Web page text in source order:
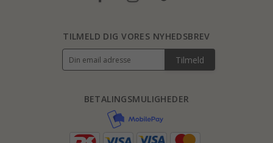
BETALINGSMULIGHEDER
TILMELD DIG VORES NYHEDSBREV
Tilmeld